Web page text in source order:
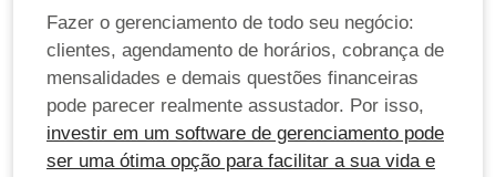
Fazer o gerenciamento de todo seu negócio:
clientes, agendamento de horários, cobrança de
mensalidades e demais questões financeiras
pode parecer realmente assustador. Por isso,
investir em um software de gerenciamento pode
ser uma ótima opção para facilitar a sua vida e